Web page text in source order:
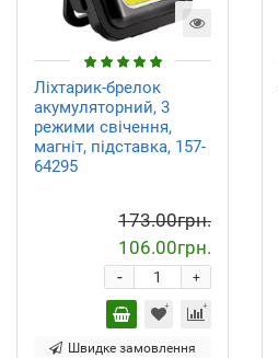
Ліхтарик-брелок
акумуляторний, 3
режими свічення,
магніт, підставка, 157-
64295
173.00грн.
106.00грн.
+
-
Швидке замовлення